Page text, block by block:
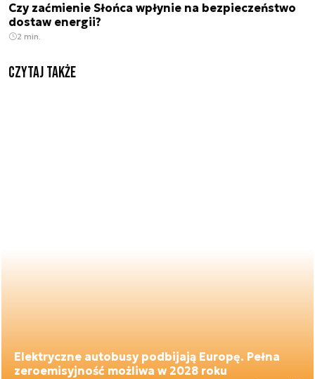
Czy zaćmienie Słońca wpłynie na bezpieczeństwo
dostaw energii?
2 min.
Czytaj także
Elektryczne autobusy podbijają Europę. Pełna
zeroemisyjność możliwa w 2028 roku